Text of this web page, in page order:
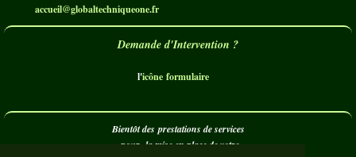
accueil@globaltechniqueone.fr
Demande d'Intervention ?
l'icône formulaire
Bientôt des prestations de services
pour la mise en place de votre